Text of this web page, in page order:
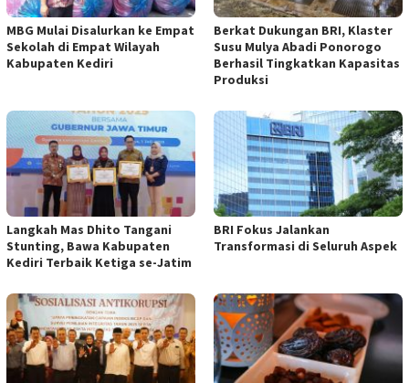
MBG Mulai Disalurkan ke Empat
Sekolah di Empat Wilayah
Kabupaten Kediri
Berkat Dukungan BRI, Klaster
Susu Mulya Abadi Ponorogo
Berhasil Tingkatkan Kapasitas
Produksi
Langkah Mas Dhito Tangani
Stunting, Bawa Kabupaten
Kediri Terbaik Ketiga se-Jatim
BRI Fokus Jalankan
Transformasi di Seluruh Aspek